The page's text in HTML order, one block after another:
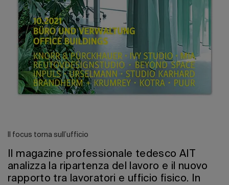
Il focus torna sull’ufficio
Il magazine professionale tedesco AIT
analizza la ripartenza del lavoro e il nuovo
rapporto tra lavoratori e ufficio fisico. In